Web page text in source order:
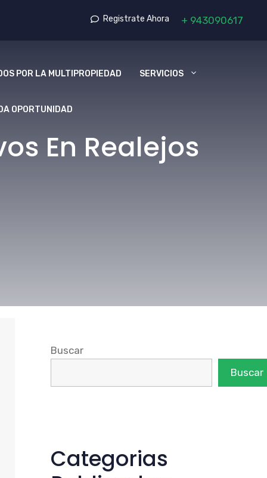
Registrate Ahora + 943090617
POR LA MULTIPROPIEDAD SERVICIOS
OPORTUNIDAD
En Realejos
Buscar
Buscar
Categorias